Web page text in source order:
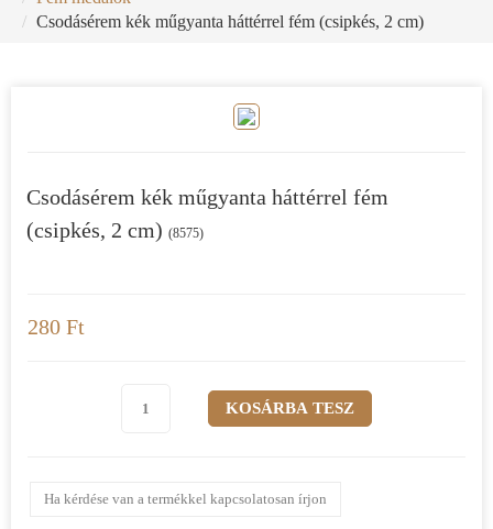
Csodásérem kék műgyanta háttérrel fém (csipkés, 2 cm)
Csodásérem kék műgyanta háttérrel fém
(csipkés, 2 cm) (8575)
280 Ft
Ha kérdése van a termékkel kapcsolatosan írjon